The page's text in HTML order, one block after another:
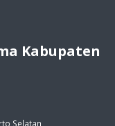
Kabupaten
Selatan